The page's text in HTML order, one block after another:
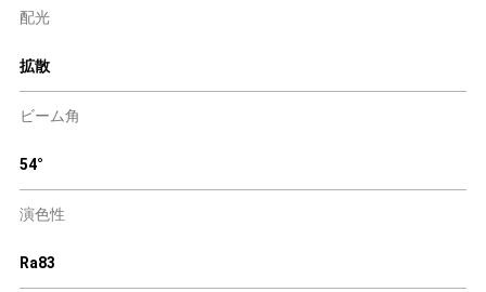
配光
拡散
ビーム角
54°
演色性
Ra83